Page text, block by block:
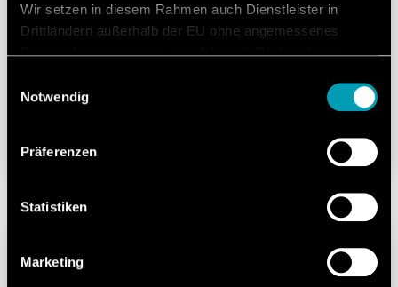
Wir setzen in diesem Rahmen auch Dienstleister in
Drittländern außerhalb der EU ohne angemessenes
Datenschutzniveau ein, was folgende Risiken birgt:
Betroffenenrechte, keine Rechtsmittel, Kontrollverlust.
Einwilligung mit Wirkung für die Zukunft widerrufen. Mehr
Datenschutzerklärung.
Notwendig
Präferenzen
Statistiken
Marketing
UNTERNEHMEN
Der Bewerbungsprozess – Schritt
Stellensuche bis zum
02. Mai 2020 Lesedauer: 1 Minute